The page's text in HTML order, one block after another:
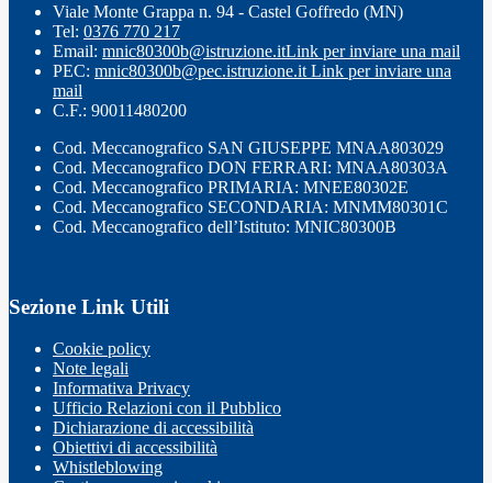
Viale Monte Grappa n. 94 - Castel Goffredo (MN)
Tel: 0376 770 217
Email: mnic80300b@istruzione.itLink per inviare una mail
PEC: mnic80300b@pec.istruzione.it Link per inviare una
mail
C.F.: 90011480200
Cod. Meccanografico SAN GIUSEPPE MNAA803029
Cod. Meccanografico DON FERRARI: MNAA80303A
Cod. Meccanografico PRIMARIA: MNEE80302E
Cod. Meccanografico SECONDARIA: MNMM80301C
Cod. Meccanografico dell’Istituto: MNIC80300B
Sezione Link Utili
Cookie policy
Note legali
Informativa Privacy
Ufficio Relazioni con il Pubblico
Dichiarazione di accessibilità
Obiettivi di accessibilità
Whistleblowing